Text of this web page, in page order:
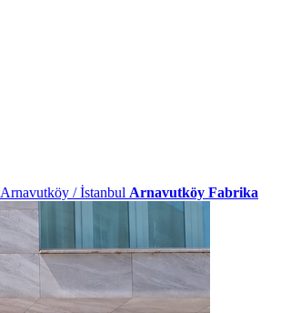
Arnavutköy / İstanbul Arnavutköy Fabrika